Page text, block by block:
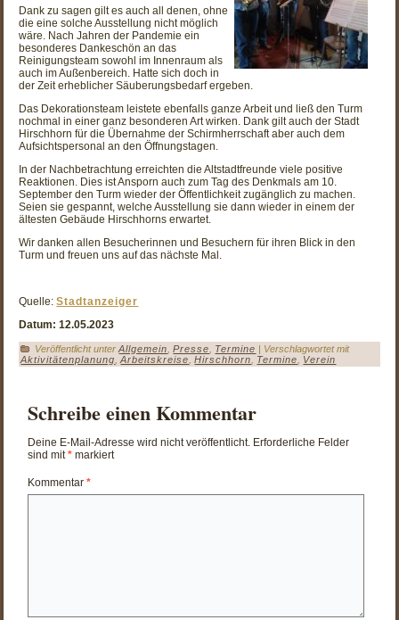
Dank zu sagen gilt es auch all denen, ohne
die eine solche Ausstellung nicht möglich
wäre. Nach Jahren der Pandemie ein
besonderes Dankeschön an das
Reinigungsteam sowohl im Innenraum als
auch im Außenbereich. Hatte sich doch in
der Zeit erheblicher Säuberungsbedarf ergeben.
Das Dekorationsteam leistete ebenfalls ganze Arbeit und ließ den Turm
nochmal in einer ganz besonderen Art wirken. Dank gilt auch der Stadt
Hirschhorn für die Übernahme der Schirmherrschaft aber auch dem
Aufsichtspersonal an den Öffnungstagen.
In der Nachbetrachtung erreichten die Altstadtfreunde viele positive
Reaktionen. Dies ist Ansporn auch zum Tag des Denkmals am 10.
September den Turm wieder der Öffentlichkeit zugänglich zu machen.
Seien sie gespannt, welche Ausstellung sie dann wieder in einem der
ältesten Gebäude Hirschhorns erwartet.
Wir danken allen Besucherinnen und Besuchern für ihren Blick in den
Turm und freuen uns auf das nächste Mal.
Quelle:Stadtanzeiger
Datum: 12.05.2023
Veröffentlicht unter Allgemein ,Presse Termine | Verschlagwortet mit
Aktivitätenplanung ,Arbeitskreise ,Hirschhorn Termine Verein
Schreibe einen Kommentar
Deine E-Mail-Adresse wird nicht veröffentlicht. Erforderliche Felder
sind mit* markiert
Kommentar*